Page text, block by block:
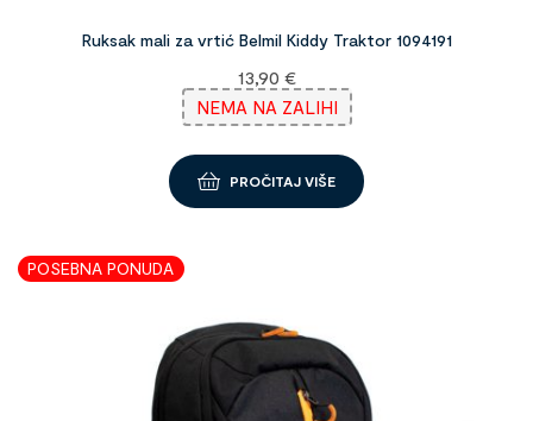
Ruksak mali za vrtić Belmil Kiddy Traktor 1094191
13,90 €
NEMA NA ZALIHI
PROČITAJ VIŠE
POSEBNA PONUDA